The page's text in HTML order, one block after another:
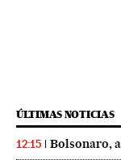
ÚLTIMAS NOTICIAS
12:15 Bolsonaro,